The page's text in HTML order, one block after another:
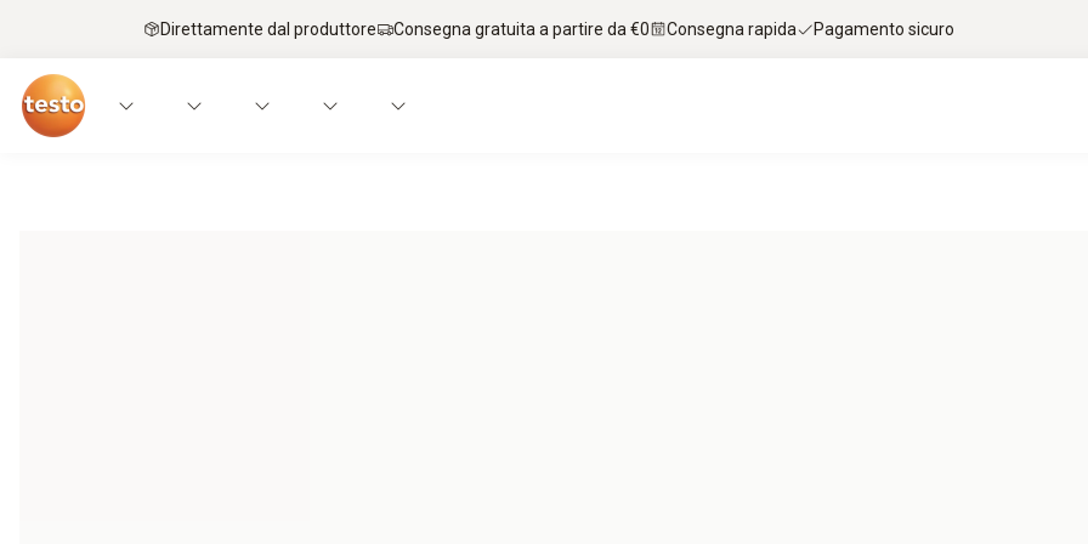
Direttamente dal produttore Consegna gratuita a partire da €0 Consegna rapida Pagamento sicuro